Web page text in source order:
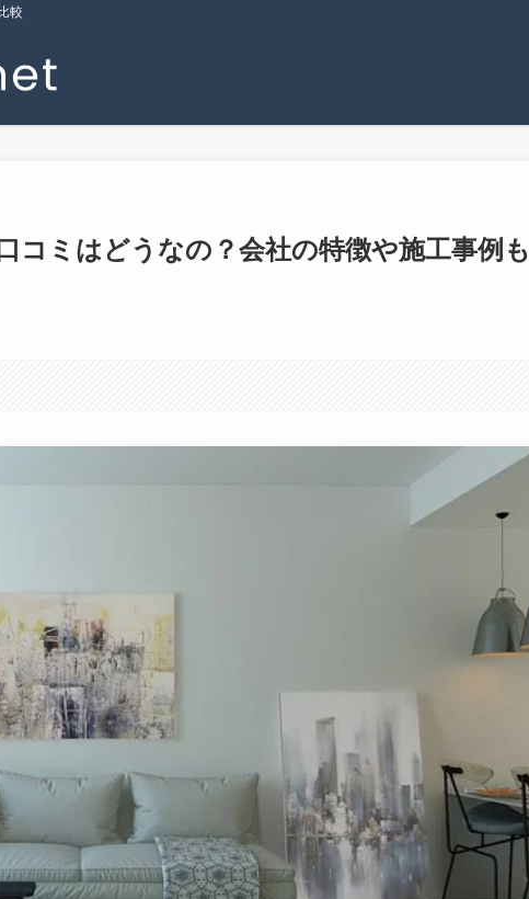
較
コミはどうなの？会社の特徴や施工事例も